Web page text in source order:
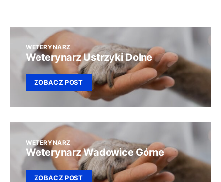
WETERYNARZ
Weterynarz Ustrzyki Dolne
ZOBACZ POST
WETERYNARZ
Weterynarz Wadowice Górne
ZOBACZ POST